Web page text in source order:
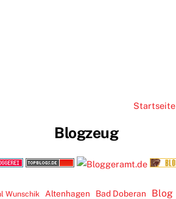
Startseite
Blogzeug
Wunschik Altenhagen Bad Doberan Blog